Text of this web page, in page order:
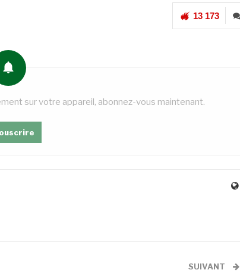
13 173
sur votre appareil, abonnez-vous maintenant.
SUIVANT